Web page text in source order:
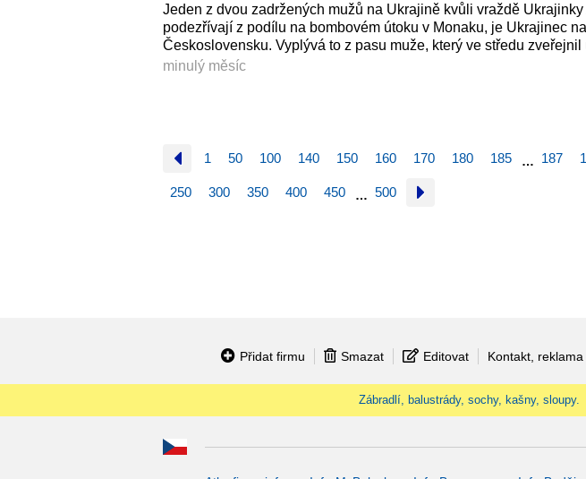
Jeden z dvou zadržených mužů na Ukrajině kvůli vraždě
podezřívají z podílu na bombovém útoku v Monaku, je Ukrajinec
Československu. Vyplývá to z pasu muže, který ve středu
minulý měsíc
1 50 100 140 150 160 170 180 185 … 187
250 300 350 400 450 … 500
Přidat firmu Smazat Editovat Kontakt,
Zábradlí, balustrády, sochy, kašny, sloupy.